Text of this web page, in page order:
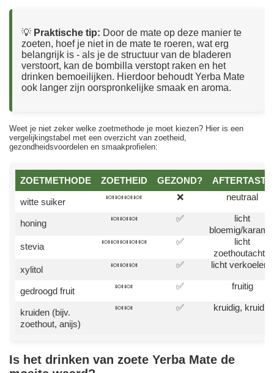
💡 Praktische tip: Door de mate op deze manier te
zoeten, hoef je niet in de mate te roeren, wat erg
belangrijk is - als je de structuur van de bladeren
verstoort, kan de bombilla verstopt raken en het
drinken bemoeilijken. Hierdoor behoudt Yerba Mate
ook langer zijn oorspronkelijke smaak en aroma.
Weet je niet zeker welke zoetmethode je moet kiezen? Hier is een
vergelijkingstabel met een overzicht van zoetheid,
gezondheidsvoordelen en smaakprofielen:
ZOETMETHODE ZOETHEID GEZOND? AFTERTASTE
witte suiker 🍬🍬🍬🍬 ❌ neutraal
honing 🍬🍬🍬 ✅
licht
bloemig/
stevia
🍬🍬🍬🍬🍬 ✅
licht
zoethoutachtig
xylitol
🍬🍬🍬 ✅ licht verkoelend
gedroogd fruit 🍬🍬 ✅ fruitig
kruiden (bijv.
zoethout, anijs)
🍬🍬 ✅ kruidig, kruidig
Is het drinken van zoete Yerba Mate de